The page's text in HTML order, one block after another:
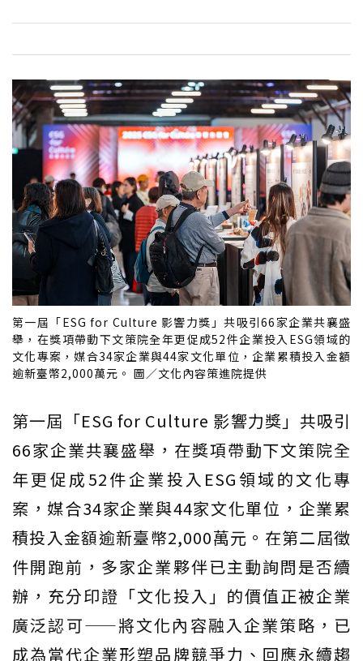
第一屆「ESG for Culture 影響力獎」共吸引66家企業共襄盛
舉，在獎項帶動下文策院全年更促成52件企業投入ESG領域的
文化專案，媒合34家企業與44家文化單位，企業累積投入金額
逾新臺幣2,000萬元。 圖／文化內容策進院提供
第一屆「ESG for Culture 影響力獎」共吸引
66家企業共襄盛舉，在獎項帶動下文策院全
年更促成52件企業投入ESG領域的文化專
案，媒合34家企業與44家文化單位，企業累
積投入金額逾新臺幣2,000萬元。在第二屆徵
件開跑前，多家企業夥伴已主動詢問是否續
辦，充分印證「文化投入」的價值正被企業
廣泛認可——將文化內容融入企業策略，已
成為當代企業形塑品牌競爭力、回應永續趨